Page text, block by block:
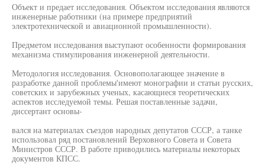
Объект и предает исследования. Объектом исследования являются
инженерные работники (на примере предприятий
электротехнической и авиационной промышленности).
Предметом исследования выступают особенности формирования
механизма стимулирования инженерной деятельности.
Методология исследования. Основополагающее значение в
разработке данной проблемы'имеют монографии и статьи русских,
советских и зарубежных ученых, касающиеся теоретических
аспектов исследуемой темы. Решая поставленные задачи,
диссертант основы-
вался на материалах съездов народных депутатов СССР, а танке
использовал ряд постановлений Верховного Совета и Совета
Министров СССР. В работе приводились материалы некоторых
документов КПСС.